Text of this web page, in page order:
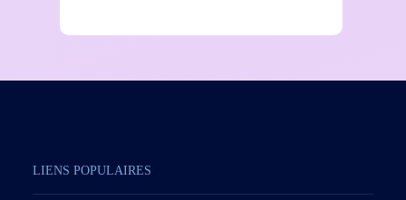
LIENS POPULAIRES